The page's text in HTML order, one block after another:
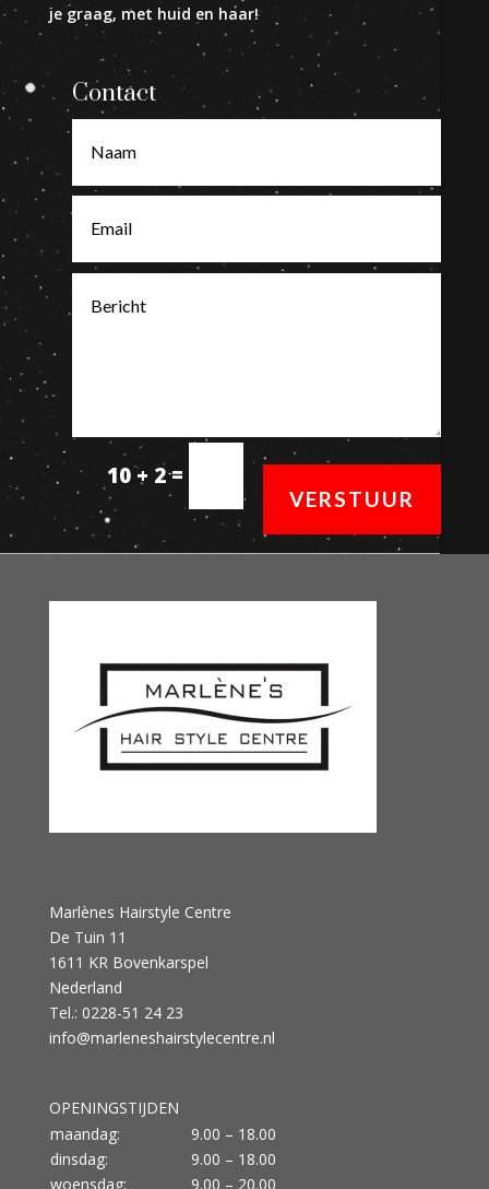
je graag, met huid en haar!
Contact
10 + 2=
VERSTUUR
Marlènes Hairstyle Centre
De Tuin 11
1611 KR Bovenkarspel
Nederland
Tel.: 0228-51 24 23
info@marleneshairstylecentre.nl
OPENINGSTIJDEN
maandag:
dinsdag:
woensdag:
9.00 – 18.00
9.00 – 18.00
9.00 – 20.00